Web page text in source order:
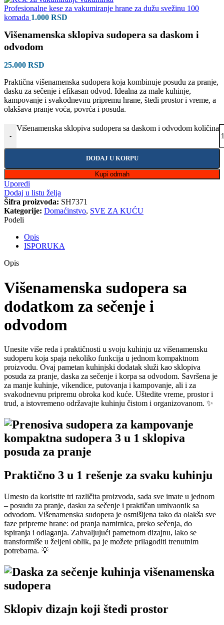
Profesionalne kese za vakumiranje hrane za dužu svežinu 100
komada 1.000 RSD
Višenamenska sklopiva sudopera sa daskom i
odvodom
25.000 RSD
Praktična višenamenska sudopera koja kombinuje posudu za pranje,
dasku za sečenje i efikasan odvod. Idealna za male kuhinje,
kampovanje i svakodnevnu pripremu hrane, štedi prostor i vreme, a
olakšava pranje voća, povrća i posuđa.
-
Višenamenska sklopiva sudopera sa daskom i odvodom količina
DODAJ U KORPU
Kupi odmah
Uporedi
Dodaj u listu želja
Šifra proizvoda: SH7371
Kategorije: Domaćinstvo, SVE ZA KUĆU
Podeli
Opis
ISPORUKA
Opis
Višenamenska sudopera sa
dodatkom za sečenje i
odvodom
Unesite više reda i praktičnosti u svoju kuhinju uz višenamensku
sudoperu koja spaja nekoliko funkcija u jednom kompaktnom
proizvodu. Ovaj pametan kuhinjski dodatak služi kao sklopiva
posuda za pranje, daska za sečenje i korpa sa odvodom. Savršena je
za manje kuhinje, vikendice, putovanja i kampovanje, ali i za
svakodnevnu pripremu obroka kod kuće. Uštedite vreme, prostor i
trud, a istovremeno održavajte kuhinju čistom i organizovanom. ✨
Praktično 3 u 1 rešenje za svaku kuhinju
Umesto da koristite tri različita proizvoda, sada sve imate u jednom
– posudu za pranje, dasku za sečenje i praktičan umivaonik sa
odvodom. Višenamenska sudopera je osmišljena tako da olakša sve
faze pripreme hrane: od pranja namirnica, preko sečenja, do
ispiranja i odlaganja. Zahvaljujući pametnom dizajnu, lako se
transformiše u željeni oblik, pa je možete prilagoditi trenutnim
potrebama. 💡
Sklopiv dizajn koji štedi prostor